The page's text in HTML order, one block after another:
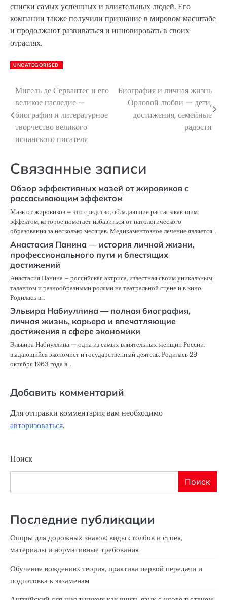
списки самых успешных и влиятельных людей. Его
компании также получили признание в мировом масштабе
и продолжают развиваться и инновировать в своих
отраслях.
UNCATEGORISED
Навигация
по
записям
Мигель де Сервантес и его
великое наследие —
биография и литературное
творчество великого
испанского писателя
Биография и личная жизнь
Орловой любви — дети,
достижения, семейные
радости
Связанные записи
Обзор эффективных мазей от жировиков с
рассасывающим эффектом
Мазь от жировиков – это средство, обладающие рассасывающим
эффектом, которое помогает избавиться от патологического
образования за несколько месяцев. Медикаментозное лечение является…
Анастасия Панина — история личной жизни,
профессионального пути и блестящих
достижений
Анастасия Панина – российская актриса, известная своим уникальным
талантом и разнообразными ролями на театральной сцене и в кино.
Родилась в…
Эльвира Набиуллина — полная биография,
личная жизнь, карьера и впечатляющие
достижения в сфере экономики
Эльвира Набиуллина — одна из самых влиятельных женщин России,
выдающийся экономист и государственный деятель. Родилась 29
октября 1963 года в…
Добавить комментарий
Для отправки комментария вам необходимо
авторизоваться.
Поиск
Поиск
Последние публикации
Опоры для дорожных знаков: виды столбов и стоек,
материалы и нормативные требования
Обучение вождению: теория, практика первой передачи и
подготовка к экзаменам